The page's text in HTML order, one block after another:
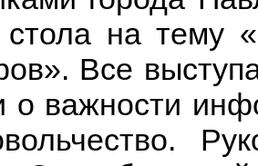
стола на тему
Все
о важности